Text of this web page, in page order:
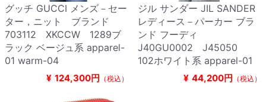
グッチ GUCCI メンズ－セー
ター，ニット ブランド
703112 XKCCW 1289ブ
ラック ベージュ系 apparel-
01 warm-04
¥ 124,300円 （税込）
ジル サンダー JIL SANDER
レディース－パーカー ブラ
ンド フーディ
J40GU0002 J45050
102ホワイト系 apparel-01
¥ 44,200円 （税込）